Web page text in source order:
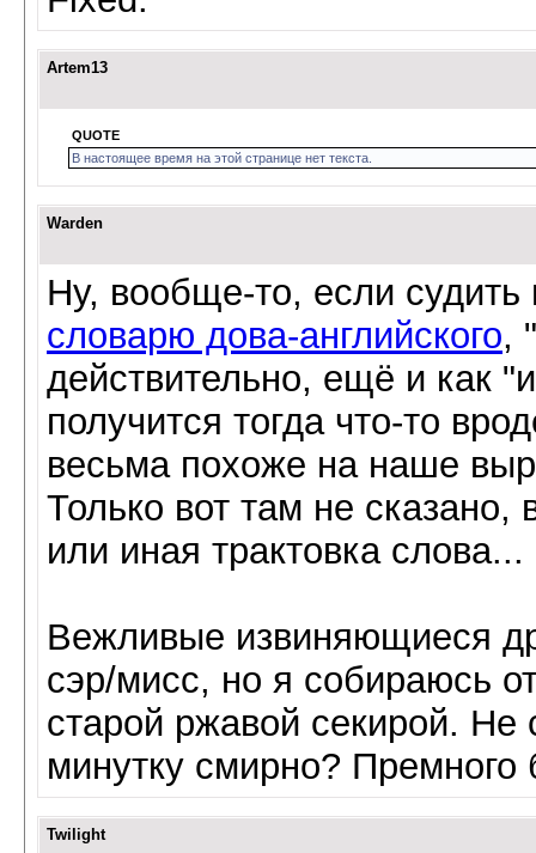
Artem13
QUOTE
В настоящее время на этой странице нет текста.
Warden
Ну, вообще-то, если
словарю дова-английского,
действительно, ещё и как
получится тогда что-то
весьма похоже на наше
Только вот там не сказано,
или иная трактовка слова...
Вежливые извиняющиеся
сэр/мисс, но я собираюсь
старой ржавой секирой. Не
минутку смирно? Премного
Twilight